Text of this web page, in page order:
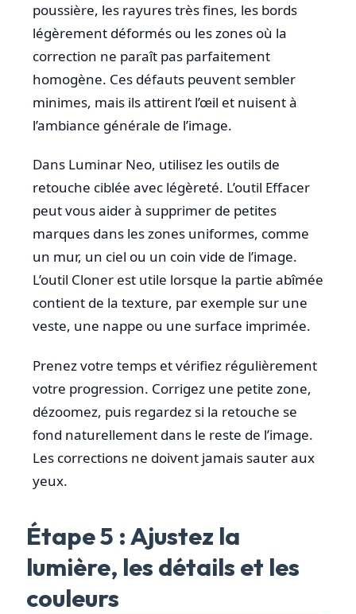
poussière, les rayures très fines, les bords
légèrement déformés ou les zones où la
correction ne paraît pas parfaitement
homogène. Ces défauts peuvent sembler
minimes, mais ils attirent l’œil et nuisent à
l’ambiance générale de l’image.
Dans Luminar Neo, utilisez les outils de
retouche ciblée avec légèreté. L’outil Effacer
peut vous aider à supprimer de petites
marques dans les zones uniformes, comme
un mur, un ciel ou un coin vide de l’image.
L’outil Cloner est utile lorsque la partie abîmée
contient de la texture, par exemple sur une
veste, une nappe ou une surface imprimée.
Prenez votre temps et vérifiez régulièrement
votre progression. Corrigez une petite zone,
dézoomez, puis regardez si la retouche se
fond naturellement dans le reste de l’image.
Les corrections ne doivent jamais sauter aux
yeux.
Étape 5 : Ajustez la
lumière, les détails et les
couleurs